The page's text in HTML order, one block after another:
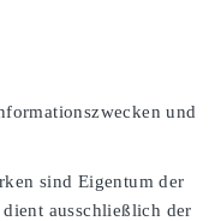
und
sind Eigentum der
ausschließlich der